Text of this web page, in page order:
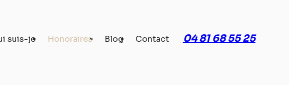
suis-je Honoraires Blog Contact 04 81 68 55 25